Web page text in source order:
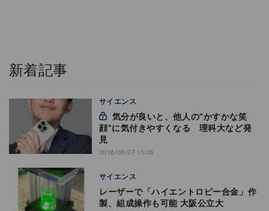
新着記事
サイエンス
顔”に気付きやすくなる 理科大など発
見
2026/08/07 15:05
サイエンス
レーザーで「ハイエントロピー合金」作
製、組成操作も可能 大阪公立大